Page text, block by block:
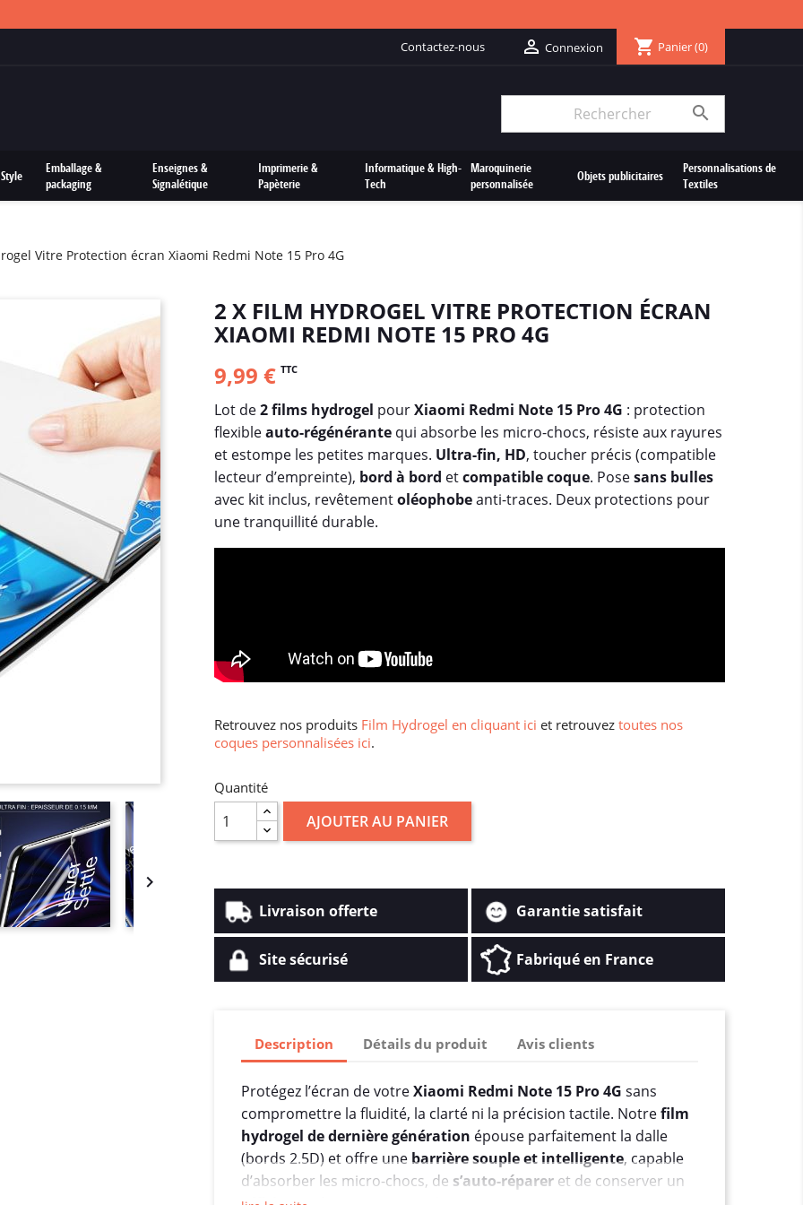
Contactez-nous  Connexion shopping_cart Panier(0)

Emballage &
packaging
Enseignes &
Signalétique
Imprimerie &
Papèterie
Informatique & High-
Tech
Maroquinerie
personnalisée
Objets publicitaires
Personnalisations de
Textiles
Vitre Protection écran Xiaomi Redmi Note 15 Pro 4G

2 X FILM HYDROGEL VITRE PROTECTION ÉCRAN
XIAOMI REDMI NOTE 15 PRO 4G
9,99 € TTC
Lot de2 films hydrogel pourXiaomi Redmi Note 15 Pro 4G : protection
flexibleauto-régénérante qui absorbe les micro-chocs, résiste aux rayures
et estompe les petites marques. Ultra-fin, HD, toucher précis (compatible
lecteur d’empreinte), bord à bord etcompatible coque. Posesans bulles
avec kit inclus, revêtementoléophobeanti-traces. Deux protections pour
une tranquillité durable.
Retrouvez nos produits Film Hydrogel en cliquant ici et retrouvez toutes nos
coques personnalisées ici.
Quantité
AJOUTER AU PANIER
Livraison offerte Garantie satisfait
Site sécurisé Fabriqué en France
Description Détails du produit Avis clients
Protégez l’écran de votreXiaomi Redmi Note 15 Pro 4G sans
compromettre la fluidité, la clarté ni la précision tactile. Notrefilm
hydrogel de dernière génération épouse parfaitement la dalle
(bords 2.5D) et offre une barrière souple et intelligente, capable
d’absorber les micro-chocs, de s’auto-réparer et de conserver un